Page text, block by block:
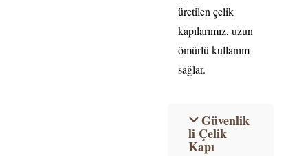
üretilen çelik
kapılarımız, uzun
ömürlü kullanım
sağlar.
Güvenlik
li Çelik
Kapı